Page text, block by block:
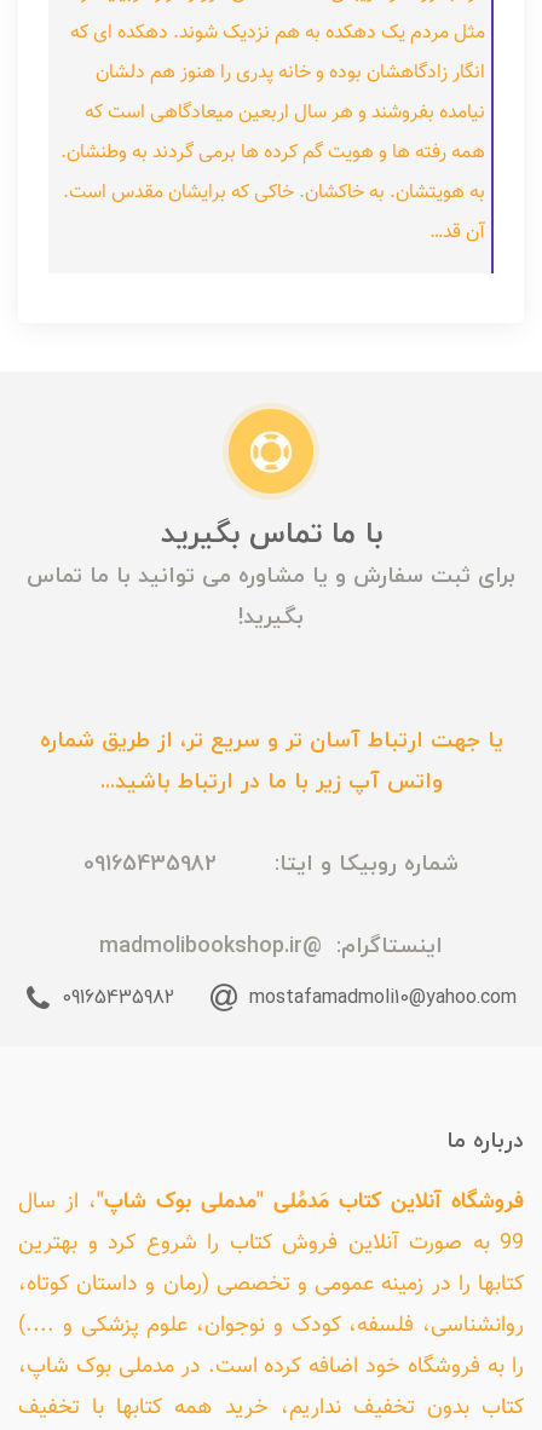
مثل مردم یک دهکده به هم نزدیک شوند. دهکده ای که
انگار زادگاهشان بوده و خانه پدری را هنوز هم دلشان
نیامده بفروشند و هر سال اربعین میعادگاهی است که
همه رفته ها و هویت گم کرده ها برمی گردند به وطنشان.
به هویتشان. به خاکشان. خاکی که برایشان مقدس است.
آن قد…
با ما تماس بگیرید
برای ثبت سفارش و یا مشاوره می توانید با ما تماس
بگیرید!
یا جهت ارتباط آسان تر و سریع تر، از طریق شماره
واتس آپ زیر با ما در ارتباط باشید...
شماره روبیکا و ایتا: 09165435982
اینستاگرام: @madmolibookshop.ir
mostafamadmoli10@yahoo.com
09165435982
درباره ما
فروشگاه آنلاین کتاب مَدمُلی "مدملی بوک شاپ"، از سال
99 به صورت آنلاین فروش کتاب را شروع کرد و بهترین
کتابها را در زمینه عمومی و تخصصی (رمان و داستان کوتاه،
روانشناسی، فلسفه، کودک و نوجوان، علوم پزشکی و ....)
را به فروشگاه خود اضافه کرده است. در مدملی بوک شاپ،
کتاب بدون تخفیف نداریم، خرید همه کتابها با تخفیف